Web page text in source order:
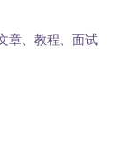
章、教程、面试